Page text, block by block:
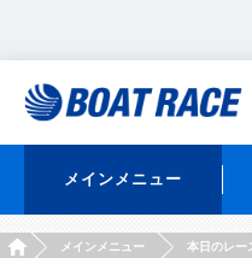
メインメニュー
HOMEメインメニュー 本日のレー